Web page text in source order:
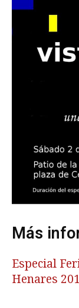
Más
Especial
Henares